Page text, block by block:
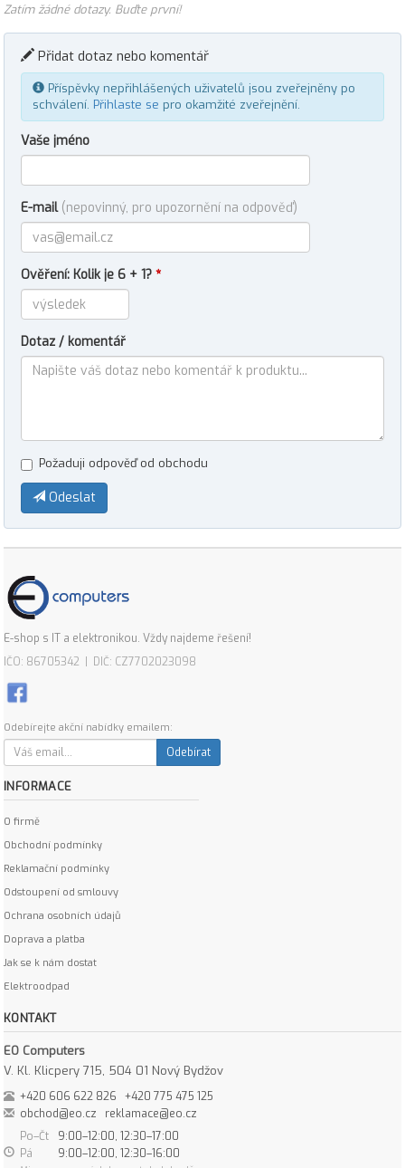
Zatím žádné dotazy. Buďte první!
Přidat dotaz nebo komentář
Příspěvky nepřihlášených uživatelů jsou zveřejněny po
schválení. Přihlaste se pro okamžité zveřejnění.
Vaše jméno
E-mail (nepovinný, pro upozornění na odpověď)
Ověření: Kolik je 6 + 1? *
Dotaz / komentář
Požaduji odpověď od obchodu
Odeslat
E-shop s IT a elektronikou. Vždy najdeme řešení!
IČO: 86705342 | DIČ: CZ7702023098
Odebírejte akční nabídky emailem:
Odebírat
INFORMACE
O firmě
Obchodní podmínky
Reklamační podmínky
Odstoupení od smlouvy
Ochrana osobních údajů
Doprava a platba
Jak se k nám dostat
Elektroodpad
KONTAKT
EO Computers
V. Kl. Klicpery 715, 504 01 Nový Bydžov
+420 606 622 826
+420 775 475 125
obchod@eo.cz
reklamace@eo.cz
Po–Čt
9:00–12:00, 12:30–17:00
Pá
9:00–12:00, 12:30–16:00